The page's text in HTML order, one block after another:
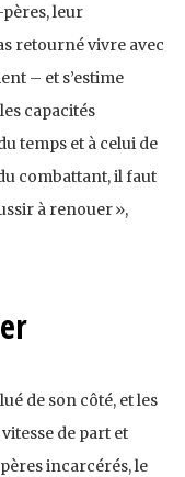
leur
retourné vivre avec
– et s’estime
capacités
temps et à celui de
combattant, il faut
à renouer »,
de son côté, et les
de part et
incarcérés, le